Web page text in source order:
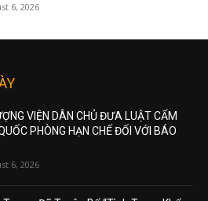
6, 2026
VIỆN DÂN CHỦ ĐƯA LUẬT CẤM
PHÒNG HẠN CHẾ ĐỐI VỚI BÁO
6, 2026